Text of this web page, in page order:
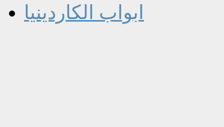
ابواب الكاردينيا